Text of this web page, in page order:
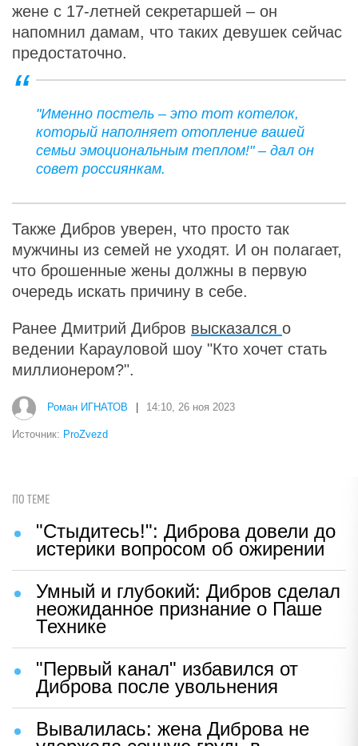
жене с 17-летней секретаршей – он
напомнил дамам, что таких девушек сейчас
предостаточно.
"Именно постель – это тот котелок,
который наполняет отопление вашей
семьи эмоциональным теплом!" – дал он
совет россиянкам.
Также Дибров уверен, что просто так
мужчины из семей не уходят. И он полагает,
что брошенные жены должны в первую
очередь искать причину в себе.
Ранее Дмитрий Дибров высказался о
ведении Карауловой шоу "Кто хочет стать
миллионером?".
Роман ИГНАТОВ 14:10, 26 ноя 2023
Источник: ProZvezd
ПО ТЕМЕ
"Стыдитесь!": Диброва довели до
истерики вопросом об ожирении
Умный и глубокий: Дибров сделал
неожиданное признание о Паше
Технике
"Первый канал" избавился от
Диброва после увольнения
Вывалилась: жена Диброва не